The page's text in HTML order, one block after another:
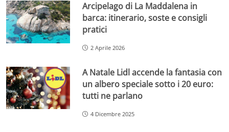
Arcipelago di La Maddalena in
barca: itinerario, soste e consigli
pratici
2 Aprile 2026
A Natale Lidl accende la fantasia con
un albero speciale sotto i 20 euro:
tutti ne parlano
4 Dicembre 2025